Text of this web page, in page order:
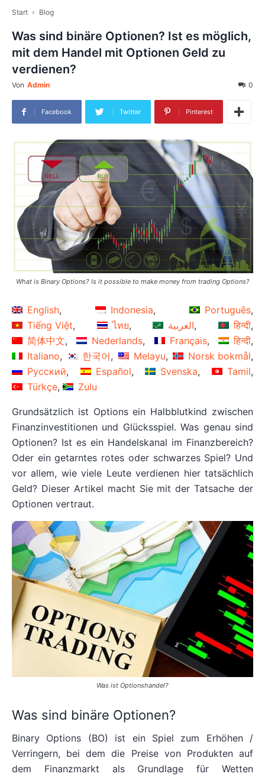
Start Blog
Was sind binäre Optionen? Ist es möglich,
mit dem Handel mit Optionen Geld zu
verdienen?
Von Admin 0
Facebook Twitter Pinterest
What is Binary Options? Is it possible to make money from trading Options?
English Indonesia
Português
Tiếng Việt
ไทย العربية
हिन्दी
简体中文
Nederlands Français
हिन्दी
Italiano
한국어 Melayu
Norsk bokmål
Русский
Español Svenska
Tamil
Türkçe
Zulu
Grundsätzlich ist Options ein Halbblutkind zwischen
Finanzinvestitionen und Glücksspiel. Was genau sind
Optionen? Ist es ein Handelskanal im Finanzbereich?
Oder ein getarntes rotes oder schwarzes Spiel? Und
vor allem, wie viele Leute verdienen hier tatsächlich
Geld? Dieser Artikel macht Sie mit der Tatsache der
Optionen vertraut.
Was ist Optionshandel?
Was sind binäre Optionen?
Binary Options (BO) ist ein Spiel zum Erhöhen /
Verringern, bei dem die Preise von Produkten auf
dem Finanzmarkt als Grundlage für Wetten